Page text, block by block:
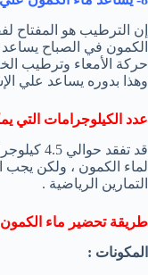
إن الترطيب هو المفتاح
الكمون في الصباح
حركة الأمعاء وترطيب
وهذا بدوره يساعد علي
عدد الكيلوجرامات التي
قد تفقد
لماء الكمون ، ولكن
التمارين الرياضية .
طريقة تحضير ماء الكمون
المكونات :